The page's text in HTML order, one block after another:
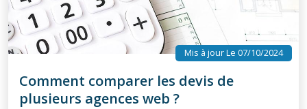
Mis à jour Le 07/10/2024
Comment comparer les devis de
plusieurs agences web ?